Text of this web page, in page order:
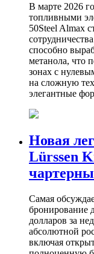
В марте 2026
топливными
50Steel Almax
способно
метанола, что
зонах с
на сложную
элегантные
Новая
Lürssen
Самая
бронирование
долларов за
абсолютной
включая